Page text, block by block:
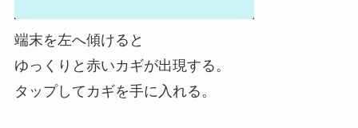
端末を左へ傾けると
ゆっくりと赤いカギが出現する。
タップしてカギを手に入れる。